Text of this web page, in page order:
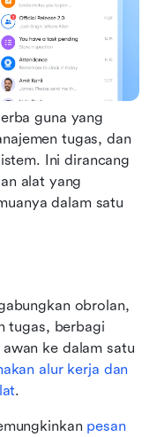
guna yang
tugas, dan
Ini dirancang
alat yang
dalam satu
obrolan,
tugas, berbagi
ke dalam satu
alur kerja dan
.
pesan